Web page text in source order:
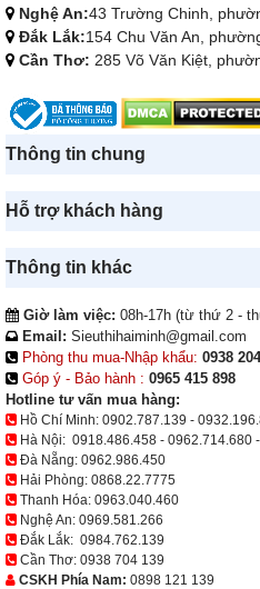
Nghệ An:43 Trường Chinh,
Đắk Lắk:154 Chu Văn An,
Cần Thơ: 285 Võ Văn Kiệt,
Thông tin chung
Hỗ trợ khách hàng
Thông tin khác
Giờ làm việc: 08h-17h (từ thứ 2 -
Email: Sieuthihaiminh@gmail.com
Phòng thu mua-Nhập khẩu: 0938
Góp ý - Bảo hành : 0965 415 898
Hotline tư vấn mua hàng:
Hồ Chí Minh: 0902.787.139 -
Hà Nội: 0918.486.458 - 0962.714.680 -
Đà Nẵng: 0962.986.450
Hải Phòng: 0868.22.7775
Thanh Hóa: 0963.040.460
Nghệ An: 0969.581.266
Đắk Lắk: 0984.762.139
Cần Thơ: 0938 704 139
CSKH Phía Nam: 0898 121 139